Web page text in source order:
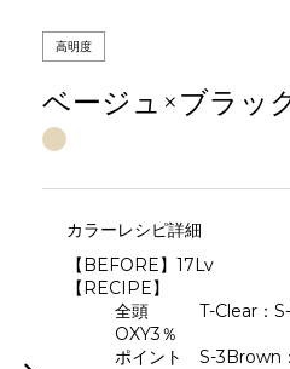
高明度
ベージュ×ブラッ
カラーレシピ詳細
【BEFORE】17Lv
【RECIPE】
全頭 T-Clear：S-
OXY3％
ポイント S-3Brown